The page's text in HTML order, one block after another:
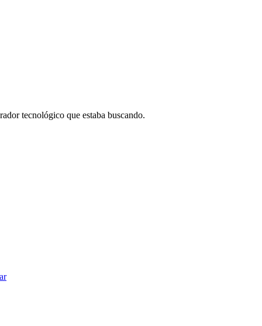
tecnológico que estaba buscando.